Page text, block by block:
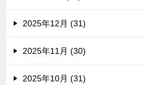
2025年12月 (31)
2025年11月 (30)
2025年10月 (31)